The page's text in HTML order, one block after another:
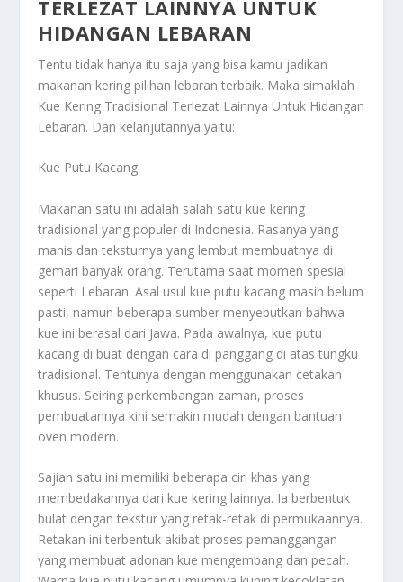
TERLEZAT LAINNYA UNTUK
HIDANGAN LEBARAN
Tentu tidak hanya itu saja yang bisa kamu jadikan
makanan kering pilihan lebaran terbaik. Maka simaklah
Kue Kering Tradisional Terlezat Lainnya Untuk Hidangan
Lebaran. Dan kelanjutannya yaitu:
Kue Putu Kacang
Makanan satu ini adalah salah satu kue kering
tradisional yang populer di Indonesia. Rasanya yang
manis dan teksturnya yang lembut membuatnya di
gemari banyak orang. Terutama saat momen spesial
seperti Lebaran. Asal usul kue putu kacang masih belum
pasti, namun beberapa sumber menyebutkan bahwa
kue ini berasal dari Jawa. Pada awalnya, kue putu
kacang di buat dengan cara di panggang di atas tungku
tradisional. Tentunya dengan menggunakan cetakan
khusus. Seiring perkembangan zaman, proses
pembuatannya kini semakin mudah dengan bantuan
oven modern.
Sajian satu ini memiliki beberapa ciri khas yang
membedakannya dari kue kering lainnya. Ia berbentuk
bulat dengan tekstur yang retak-retak di permukaannya.
Retakan ini terbentuk akibat proses pemanggangan
yang membuat adonan kue mengembang dan pecah.